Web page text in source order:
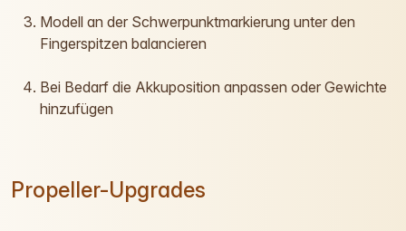
Modell an der Schwerpunktmarkierung unter den
Fingerspitzen balancieren
Bei Bedarf die Akkuposition anpassen oder Gewichte
hinzufügen
Propeller-Upgrades